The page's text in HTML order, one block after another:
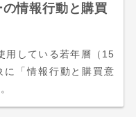
情報行動と購買
用している若年層（15
「情報行動と購買意